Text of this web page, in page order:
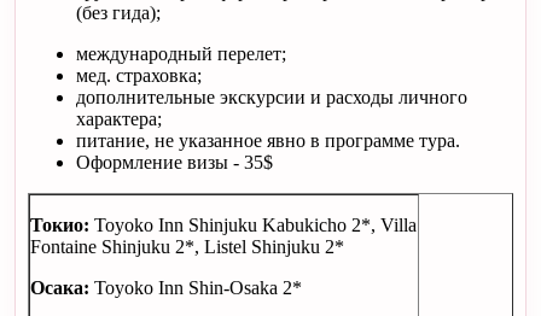
(без гида);
международный перелет;
мед. страховка;
дополнительные экскурсии и расходы личного
характера;
питание, не указанное явно в программе тура.
Оформление визы - 35$
Токио: Toyoko Inn Shinjuku Kabukicho 2*, Villa
Fontaine Shinjuku 2*, Listel Shinjuku 2*
Осака: Toyoko Inn Shin-Osaka 2*